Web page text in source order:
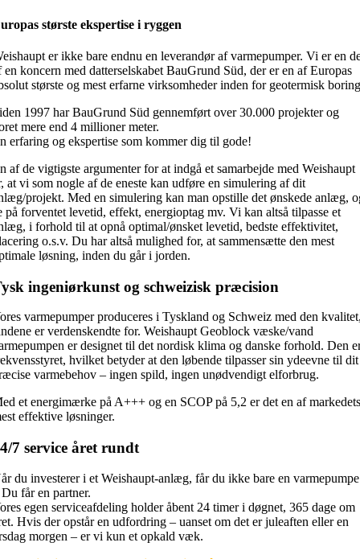
største ekspertise i ryggen
er ikke bare endnu en leverandør af varmepumper. Vi er en
en koncern med datterselskabet BauGrund Süd, der er en af Europas
største og mest erfarne virksomheder inden for geotermisk
1997 har BauGrund Süd gennemført over 30.000 projekter og
mere end 4 millioner meter.
erfaring og ekspertise som kommer dig til gode!
af de vigtigste argumenter for at indgå et samarbejde med Weishaupt
at vi som nogle af de eneste kan udføre en simulering af dit
projekt. Med en simulering kan man opstille det ønskede anlæg,
på forventet levetid, effekt, energioptag mv. Vi kan altså tilpasse et
i forhold til at opnå optimal/ønsket levetid, bedste effektivitet,
o.s.v. Du har altså mulighed for, at sammensætte den mest
løsning, inden du går i jorden.
ingeniørkunst og schweizisk præcision
varmepumper produceres i Tyskland og Schweiz med den
er verdenskendte for. Weishaupt Geoblock væske/vand
er designet til det nordisk klima og danske forhold. Den
hvilket betyder at den løbende tilpasser sin ydeevne til dit
varmebehov – ingen spild, ingen unødvendigt elforbrug.
et energimærke på A+++ og en SCOP på 5,2 er det en af
effektive løsninger.
7 service året rundt
du investerer i et Weishaupt-anlæg, får du ikke bare en varmepumpe
får en partner.
egen serviceafdeling holder åbent 24 timer i døgnet, 365 dage om
Hvis der opstår en udfordring – uanset om det er juleaften eller en
morgen – er vi kun et opkald væk.